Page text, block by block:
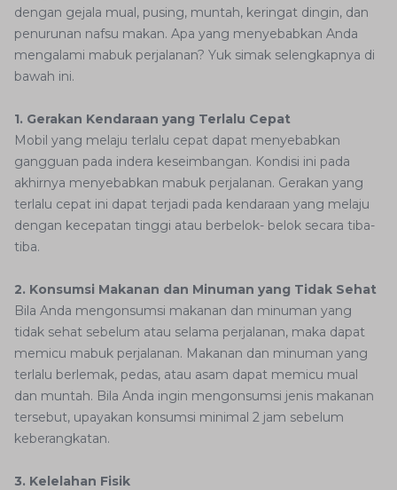
dengan gejala mual, pusing, muntah, keringat dingin, dan
penurunan nafsu makan. Apa yang menyebabkan Anda
mengalami mabuk perjalanan? Yuk simak selengkapnya di
bawah ini.
1. Gerakan Kendaraan yang Terlalu Cepat
Mobil yang melaju terlalu cepat dapat menyebabkan
gangguan pada indera keseimbangan. Kondisi ini pada
akhirnya menyebabkan mabuk perjalanan. Gerakan yang
terlalu cepat ini dapat terjadi pada kendaraan yang melaju
dengan kecepatan tinggi atau berbelok- belok secara tiba-
tiba.
2. Konsumsi Makanan dan Minuman yang Tidak Sehat
Bila Anda mengonsumsi makanan dan minuman yang
tidak sehat sebelum atau selama perjalanan, maka dapat
memicu mabuk perjalanan. Makanan dan minuman yang
terlalu berlemak, pedas, atau asam dapat memicu mual
dan muntah. Bila Anda ingin mengonsumsi jenis makanan
tersebut, upayakan konsumsi minimal 2 jam sebelum
keberangkatan.
3. Kelelahan Fisik